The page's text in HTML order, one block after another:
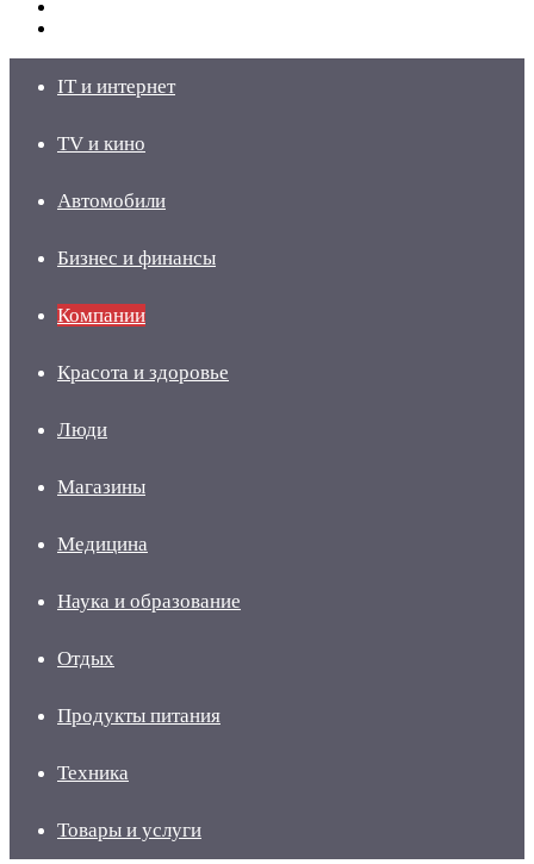
IT и интернет
TV и кино
Автомобили
Бизнес и финансы
Компании
Красота и здоровье
Люди
Магазины
Медицина
Наука и образование
Отдых
Продукты питания
Техника
Товары и услуги